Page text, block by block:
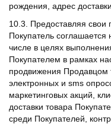
рождения, адрес
10.3. Предоставляя
Покупатель
числе в целях
Покупателем в рамках
продвижения Продавцом
электронных и sms
маркетинговых акций,
доставки товара
среди Покупателей,